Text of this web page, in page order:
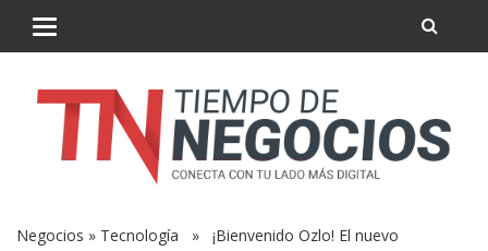
Negocios » Tecnología » ¡Bienvenido Ozlo! El nuevo